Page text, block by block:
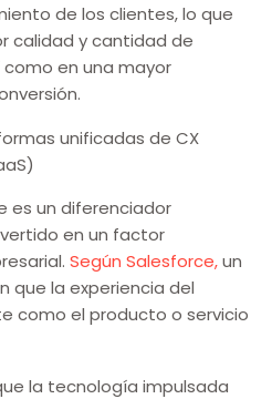
de los clientes, lo que
calidad y cantidad de
en una mayor
unificadas de CX
es un diferenciador
en un factor
Según Salesforce,un
que la experiencia del
como el producto o servicio
la tecnología impulsada